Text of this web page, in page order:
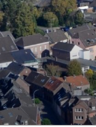
Zum
Inhalt
springen